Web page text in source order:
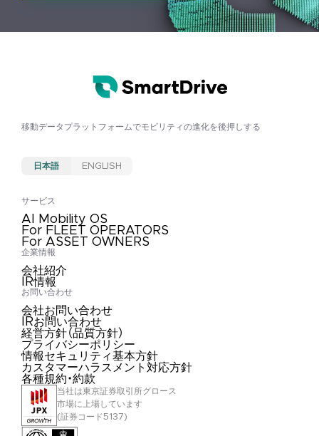
移動データプラットフォームでモビリティの進化を後押しする
日本語 ENGLISH
サービス
AI Mobility OS
For FLEET OPERATORS
For ASSET OWNERS
企業情報
会社紹介
IR情報
お問い合わせ
会社お問い合わせ
IRお問い合わせ
経営方針（品質方針）
プライバシーポリシー
情報セキュリティ基本方針
カスタマーハラスメント対応方針
各種規約・約款
当社は東京証券取引所グロース
市場に上場しています
(証券コード5137)